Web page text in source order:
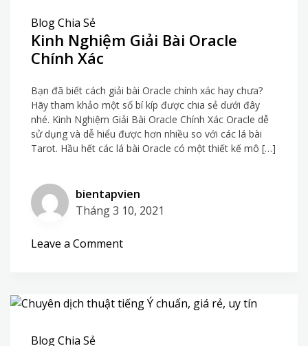
Blog Chia Sẻ
Kinh Nghiệm Giải Bài Oracle
Chính Xác
Bạn đã biết cách giải bài Oracle chính xác hay chưa?
Hãy tham khảo một số bí kíp được chia sẻ dưới đây
nhé. Kinh Nghiệm Giải Bài Oracle Chính Xác Oracle dễ
sử dụng và dễ hiểu được hơn nhiều so với các lá bài
Tarot. Hầu hết các lá bài Oracle có một thiết kế mô […]
bientapvien
Tháng 3 10, 2021
Leave a Commenton
Bài
Blog Chia Sẻ